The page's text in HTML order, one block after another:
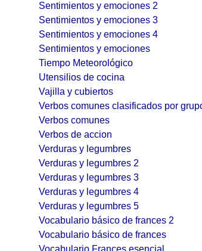
Sentimientos y emociones 2
Sentimientos y emociones 3
Sentimientos y emociones 4
Sentimientos y emociones
Tiempo Meteorológico
Utensilios de cocina
Vajilla y cubiertos
Verbos comunes clasificados por
Verbos comunes
Verbos de accion
Verduras y legumbres
Verduras y legumbres 2
Verduras y legumbres 3
Verduras y legumbres 4
Verduras y legumbres 5
Vocabulario básico de frances 2
Vocabulario básico de frances
Vocabulario Frances esencial